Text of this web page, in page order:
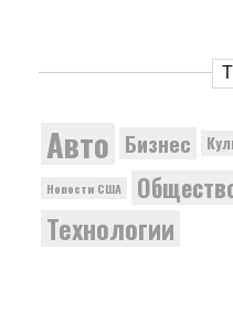
Авто Бизнес
Новости США
Технологии